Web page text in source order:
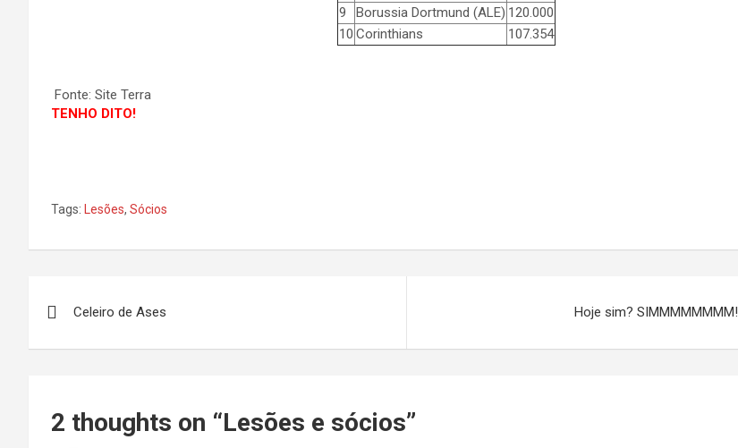
9
Borussia Dortmund (ALE) 120.000
10 Corinthians 107.354
Fonte: Site Terra
TENHO DITO!
Tags: Lesões, Sócios
de
Celeiro de Ases Hoje sim? SIMMMMMMMM!
2 thoughts on “Lesões e sócios”